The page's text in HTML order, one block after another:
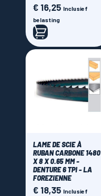
Prijs
€ 16,25 Inclusief
belasting
LAME DE SCIE À
RUBAN CARBONE 1480
X 8 X 0.65 MM -
DENTURE 6 TPI - LA
FOREZIENNE
Prijs
€ 18,35 Inclusief